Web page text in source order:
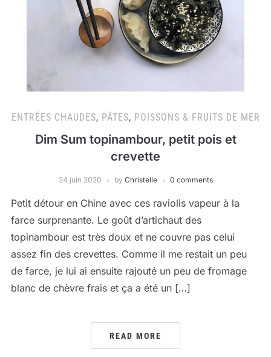
ENTRÉES CHAUDES, PÂTES, POISSONS & FRUITS DE MER
Dim Sum topinambour, petit pois et
crevette
24 juin 2020 by Christelle 0 comments
Petit détour en Chine avec ces raviolis vapeur à la
farce surprenante. Le goût d’artichaut des
topinambour est très doux et ne couvre pas celui
assez fin des crevettes. Comme il me restait un peu
de farce, je lui ai ensuite rajouté un peu de fromage
blanc de chèvre frais et ça a été un […]
READ MORE